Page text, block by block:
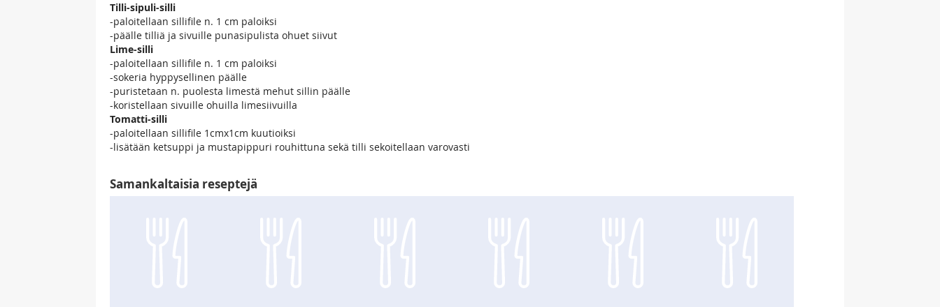
Tilli-sipuli-silli
-paloitellaan sillifile n. 1 cm paloiksi
-päälle tilliä ja sivuille punasipulista ohuet siivut
Lime-silli
-paloitellaan sillifile n. 1 cm paloiksi
-sokeria hyppysellinen päälle
-puristetaan n. puolesta limestä mehut sillin päälle
-koristellaan sivuille ohuilla limesiivuilla
Tomatti-silli
-paloitellaan sillifile 1cmx1cm kuutioiksi
-lisätään ketsuppi ja mustapippuri rouhittuna sekä tilli sekoitellaan varovasti
Samankaltaisia reseptejä